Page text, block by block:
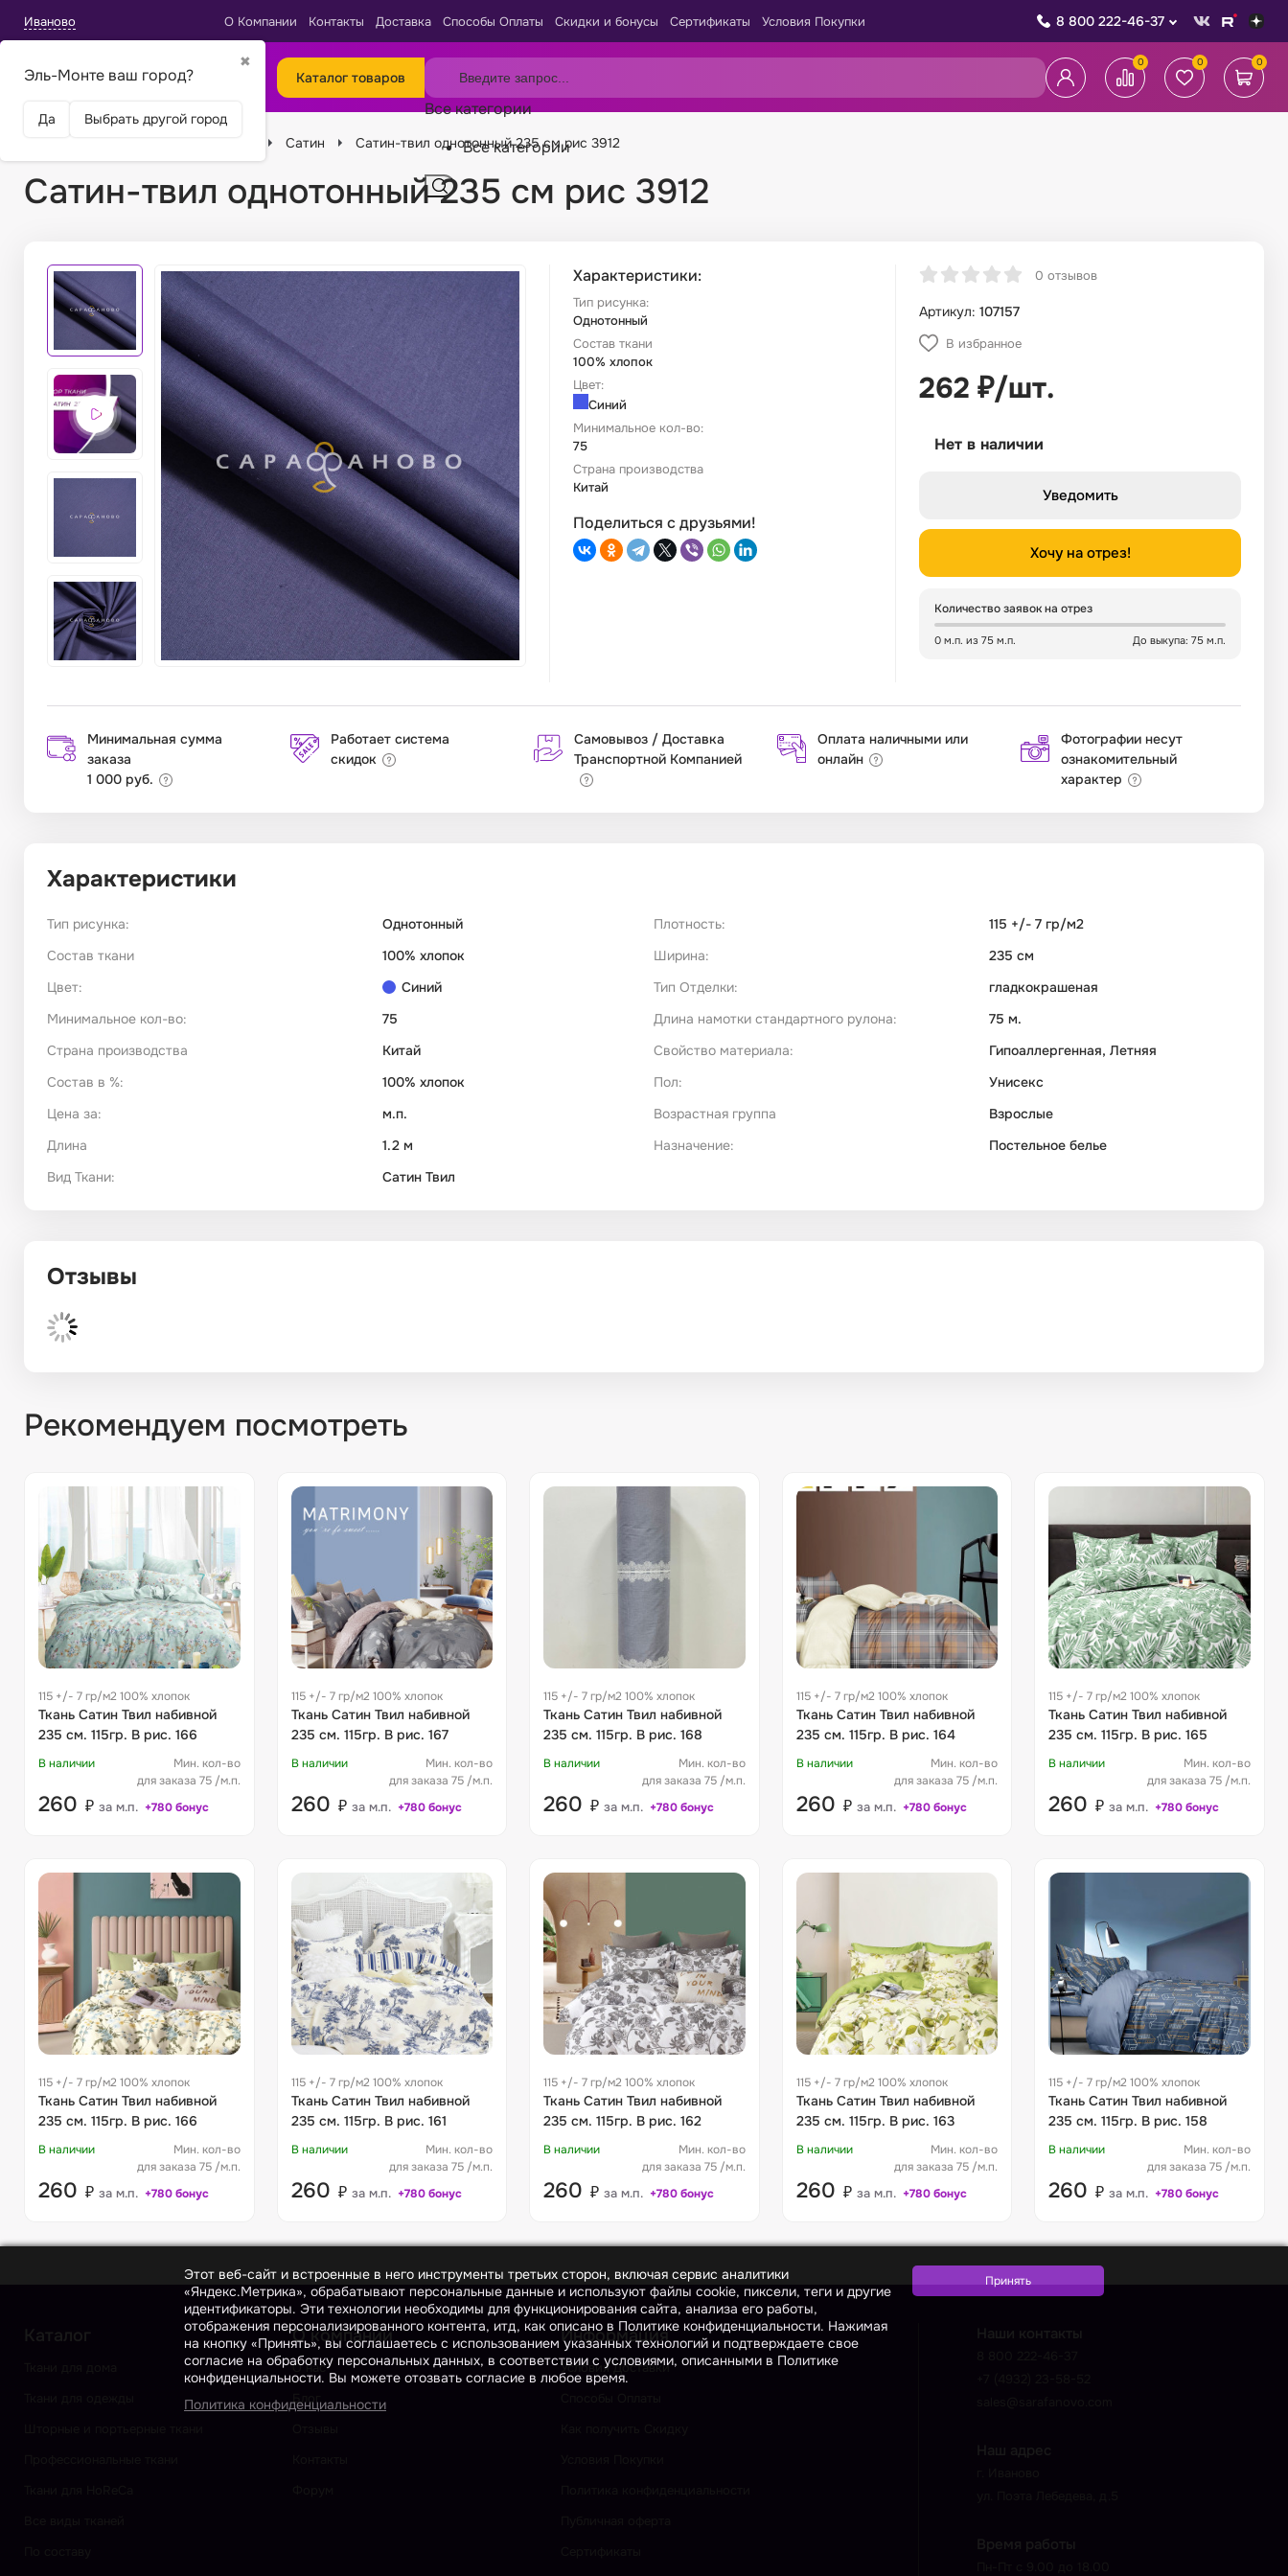
Иваново
✖
Эль-Монте ваш город?
Да Выбрать другой город
О Компании Контакты Доставка Способы Оплаты Скидки и бонусы Сертификаты Условия Покупки 8 800 222-46-37
Каталог товаров
Все категории
Все категории
0 0 0
Сатин Сатин-твил однотонный 235 см рис 3912
Сатин-твил однотонный 235 см рис 3912
Характеристики:
Тип рисунка:
Однотонный
Состав ткани
100% хлопок
Цвет:
Синий
Минимальное кол-во:
75
Страна производства
Китай
Поделиться с друзьями!
0 отзывов
Артикул: 107157
В избранное
262 ₽/шт.
Нет в наличии
Уведомить
Хочу на отрез!
Количество заявок на отрез
0 м.п. из 75 м.п. До выкупа: 75 м.п.
Минимальная сумма
заказа
1 000 руб.
Работает система
скидок
Самовывоз / Доставка
Транспортной Компанией
Оплата наличными или
онлайн
Фотографии несут
ознакомительный
характер
Характеристики
Тип рисунка:
Однотонный
Состав ткани
100% хлопок
Цвет:
Синий
Минимальное кол-во:
75
Страна производства
Китай
Состав в %:
100% хлопок
Цена за:
м.п.
Длина
1.2 м
Вид Ткани:
Сатин Твил
Плотность:
115 +/- 7 гр/м2
Ширина:
235 см
Тип Отделки:
гладкокрашеная
Длина намотки стандартного рулона:
75 м.
Свойство материала:
Гипоаллергенная, Летняя
Пол:
Унисекс
Возрастная группа
Взрослые
Назначение:
Постельное белье
Отзывы
Рекомендуем посмотреть
115 +/- 7 гр/м2 100% хлопок
Ткань Сатин Твил набивной
235 см. 115гр. В рис. 166
В наличии
Мин. кол-во
для заказа 75 /м.п.
260 ₽ за м.п. +780 бонус
115 +/- 7 гр/м2 100% хлопок
Ткань Сатин Твил набивной
235 см. 115гр. В рис. 167
В наличии
Мин. кол-во
для заказа 75 /м.п.
260 ₽ за м.п. +780 бонус
115 +/- 7 гр/м2 100% хлопок
Ткань Сатин Твил набивной
235 см. 115гр. В рис. 168
В наличии
Мин. кол-во
для заказа 75 /м.п.
260 ₽ за м.п. +780 бонус
115 +/- 7 гр/м2 100% хлопок
Ткань Сатин Твил набивной
235 см. 115гр. В рис. 164
В наличии
Мин. кол-во
для заказа 75 /м.п.
260 ₽ за м.п. +780 бонус
115 +/- 7 гр/м2 100% хлопок
Ткань Сатин Твил набивной
235 см. 115гр. В рис. 165
В наличии
Мин. кол-во
для заказа 75 /м.п.
260 ₽ за м.п. +780 бонус
115 +/- 7 гр/м2 100% хлопок
Ткань Сатин Твил набивной
235 см. 115гр. В рис. 166
В наличии
Мин. кол-во
для заказа 75 /м.п.
260 ₽ за м.п. +780 бонус
115 +/- 7 гр/м2 100% хлопок
Ткань Сатин Твил набивной
235 см. 115гр. В рис. 161
В наличии
Мин. кол-во
для заказа 75 /м.п.
260 ₽ за м.п. +780 бонус
115 +/- 7 гр/м2 100% хлопок
Ткань Сатин Твил набивной
235 см. 115гр. В рис. 162
В наличии
Мин. кол-во
для заказа 75 /м.п.
260 ₽ за м.п. +780 бонус
115 +/- 7 гр/м2 100% хлопок
Ткань Сатин Твил набивной
235 см. 115гр. В рис. 163
В наличии
Мин. кол-во
для заказа 75 /м.п.
260 ₽ за м.п. +780 бонус
115 +/- 7 гр/м2 100% хлопок
Ткань Сатин Твил набивной
235 см. 115гр. В рис. 158
В наличии
Мин. кол-во
для заказа 75 /м.п.
260 ₽ за м.п. +780 бонус
Каталог О компании
О нас
Блог
Информация
Условия Доставки
Наши контакты
Наш адрес
Время работы
Этот веб-сайт и встроенные в него инструменты третьих сторон, включая сервис аналитики
«Яндекс.Метрика», обрабатывают персональные данные и используют файлы cookie, пиксели, теги и другие
идентификаторы. Эти технологии необходимы для функционирования сайта, анализа его работы,
отображения персонализированного контента, итд, как описано в Политике конфиденциальности. Нажимая
на кнопку «Принять», вы соглашаетесь с использованием указанных технологий и подтверждаете свое
согласие на обработку персональных данных, в соответствии с условиями, описанными в Политике
конфиденциальности. Вы можете отозвать согласие в любое время.
Политика конфиденциальности